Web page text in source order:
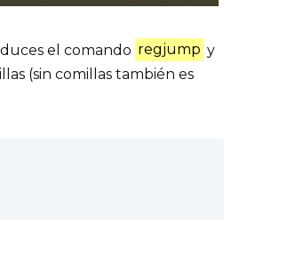
el comando regjump y
(sin comillas también es